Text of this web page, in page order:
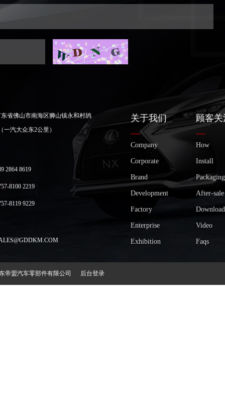
省佛山市南海区狮山镇永和村鸪
一汽大众东2公里）
2864 8619
8100 2219
8119 9229
关于我们
Company
Corporate
Brand
Development
Factory
Enterprise
Exhibition
顾客关
How
Install
Packaging
After-sale
Download
Video
Faqs
帝盟汽车零部件有限公司 后台登录